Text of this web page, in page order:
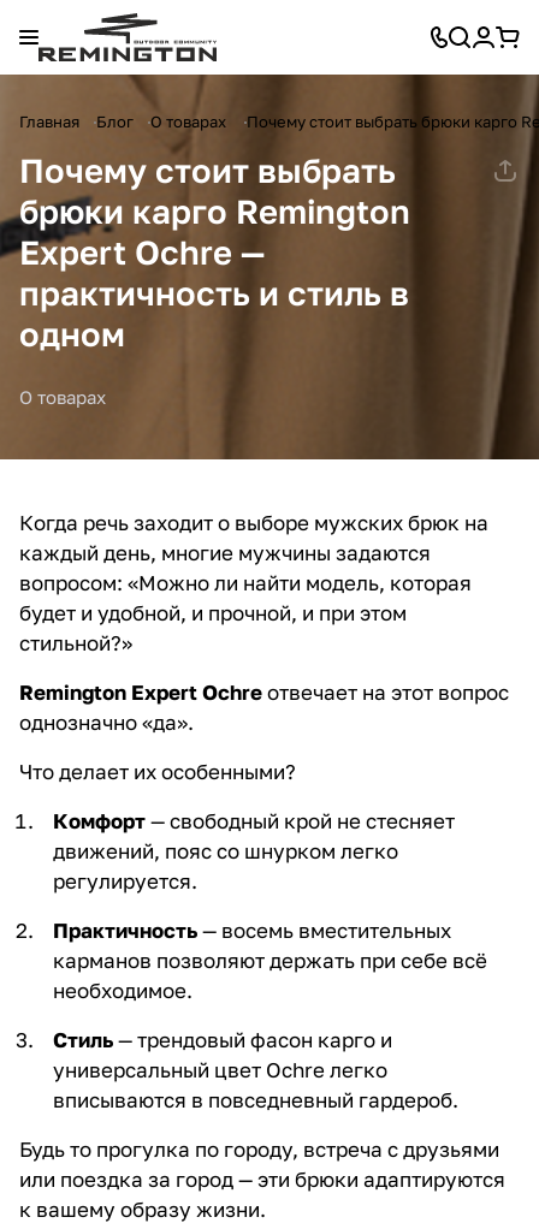
Главная Блог О товарах Почему стоит выбрать брюки карго
Почему стоит выбрать
брюки карго Remington
Expert Ochre —
практичность и стиль в
одном
О товарах
Когда речь заходит о выборе мужских брюк на
каждый день, многие мужчины задаются
вопросом: «Можно ли найти модель, которая
будет и удобной, и прочной, и при этом
стильной?»
Remington Expert Ochreотвечает на этот вопрос
однозначно «да».
Что делает их особенными?
Комфорт— свободный крой не стесняет
движений, пояс со шнурком легко
регулируется.
Практичность— восемь вместительных
карманов позволяют держать при себе всё
необходимое.
Стиль— трендовый фасон карго и
универсальный цвет Ochre легко
вписываются в повседневный гардероб.
Будь то прогулка по городу, встреча с друзьями
или поездка за город — эти брюки адаптируются
к вашему образу жизни.